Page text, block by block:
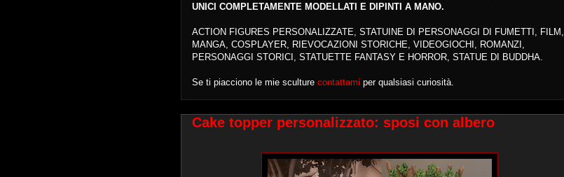
UNICI COMPLETAMENTE MODELLATI E DIPINTI A MANO.
ACTION FIGURES PERSONALIZZATE, STATUINE DI PERSONAGGI DI FUMETTI, FILM,
MANGA, COSPLAYER, RIEVOCAZIONI STORICHE, VIDEOGIOCHI, ROMANZI,
PERSONAGGI STORICI, STATUETTE FANTASY E HORROR, STATUE DI BUDDHA.
Se ti piacciono le mie sculture contattami per qualsiasi curiosità.
Cake topper personalizzato: sposi con albero